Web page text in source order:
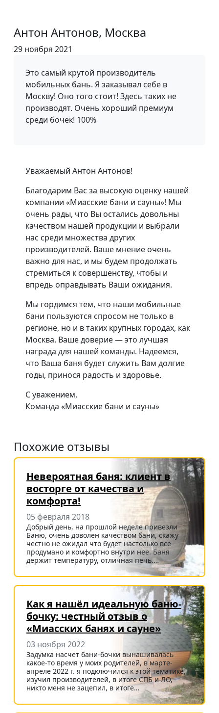
Антон Антонов, Москва
29 ноября 2021
Это самый крутой производитель
мобильных бань. Я заказывал себе в
Москву! Оно того стоит! Здесь таких не
производят. Очень хороший премиум
среди бочек! 100%
Уважаемый Антон Антонов!
Благодарим Вас за высокую оценку нашей
компании «Миасские бани и сауны»! Мы
очень рады, что Вы остались довольны
качеством нашей продукции и выбрали
нас среди множества других
производителей. Ваше мнение очень
важно для нас, и мы будем продолжать
стремиться к совершенству, чтобы и
впредь оправдывать Ваши ожидания.
Мы гордимся тем, что наши мобильные
бани пользуются спросом не только в
регионе, но и в таких крупных городах, как
Москва. Ваше доверие — это лучшая
награда для нашей команды. Надеемся,
что Ваша баня будет служить Вам долгие
годы, принося радость и здоровье.
С уважением,
Команда «Миасские бани и сауны»
Похожие отзывы
Невероятная баня: клиент в
восторге от качества и
комфорта!
05 февраля 2018
Добрый день, на прошлой неделе привезли
Баню, очень доволен качеством бани, скажу
честно не ожидал что будет настолько все
продумано и комфортно внутри нее. Баня
держит температуру, отличная печь.…
Как я нашёл идеальную баню-
бочку: честный отзыв о
«Миасских банях и сауне»
03 ноября 2022
Задумка насчет бани-бочки вынашивалась
какое-то время у моих родителей, в марте-
апреле 2022 г. я подключился к этой тематике,
изучил производителей, в итоге СПБ и ЛО,
никто меня не зацепил, в итоге…